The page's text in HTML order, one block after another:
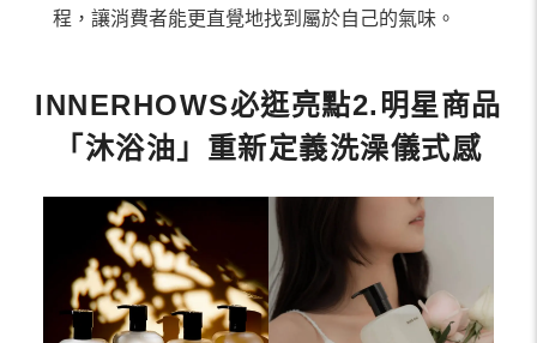
程，讓消費者能更直覺地找到屬於自己的氣味。
INNERHOWS必逛亮點2.明星商品
「沐浴油」重新定義洗澡儀式感